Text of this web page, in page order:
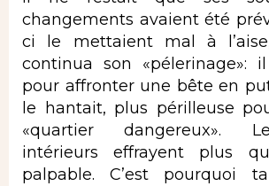
changements avaient été
ci le mettaient mal à
continua son
pour affronter une bête en
le hantait, plus périlleuse
«quartier dangereux».
intérieurs effrayent plus
palpable. C’est pourquoi